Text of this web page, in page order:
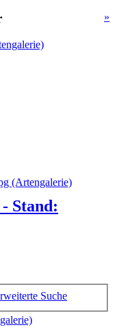
»
Stand:
Suche